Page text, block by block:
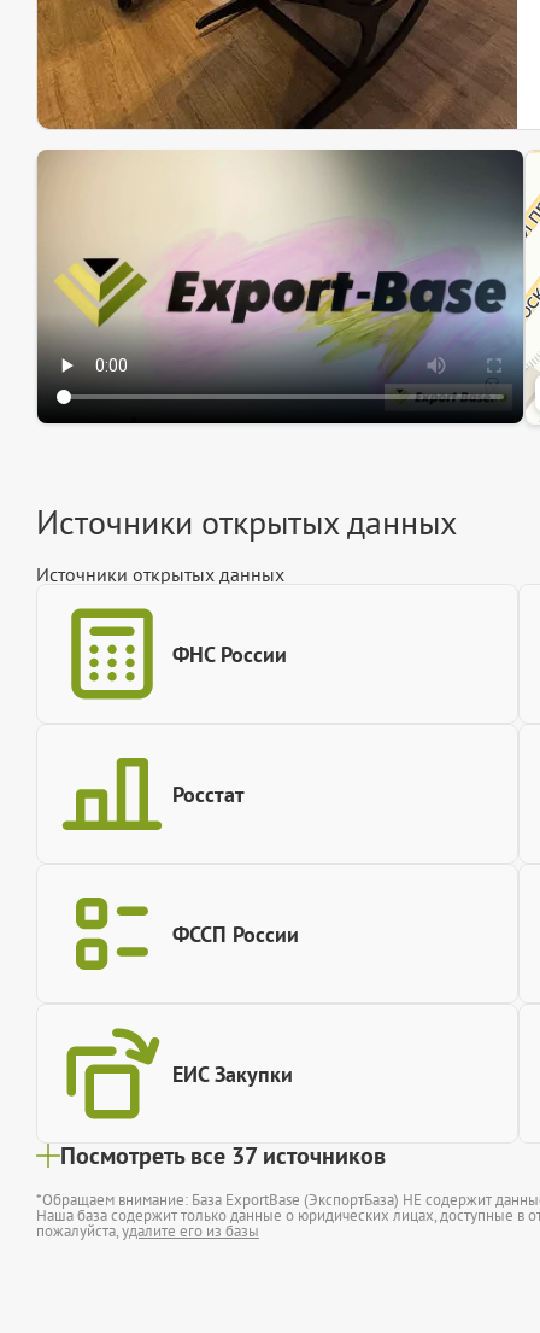
Источники открытых данных
Источники открытых данных
ФНС России
Росстат
ФССП России
ЕИС Закупки
Посмотреть все 37 источников
*Обращаем внимание: База ExportBase (ЭкспортБаза) НЕ содержит
Наша база содержит только данные о юридических лицах, доступные в
пожалуйста,удалите его из базы